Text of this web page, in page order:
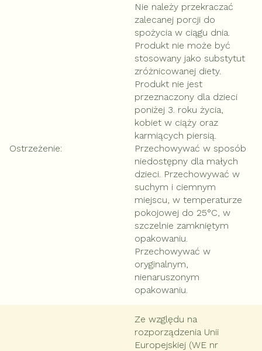
Ostrzeżenie:
Nie należy przekraczać
zalecanej porcji do
spożycia w ciągu dnia.
Produkt nie może być
stosowany jako substytut
zróżnicowanej diety.
Produkt nie jest
przeznaczony dla dzieci
poniżej 3. roku życia,
kobiet w ciąży oraz
karmiących piersią.
Przechowywać w sposób
niedostępny dla małych
dzieci. Przechowywać w
suchym i ciemnym
miejscu, w temperaturze
pokojowej do 25°C, w
szczelnie zamkniętym
opakowaniu.
Przechowywać w
oryginalnym,
nienaruszonym
opakowaniu.
Ze względu na
rozporządzenia Unii
Europejskiej (WE nr